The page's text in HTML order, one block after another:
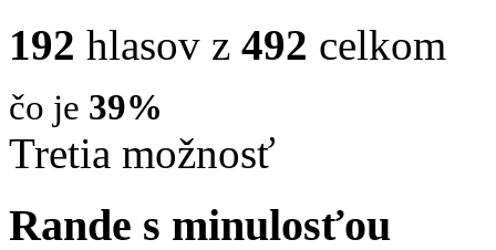
192 hlasov z 492 celkom
čo je 39%
Tretia možnosť
Rande s minulosťou